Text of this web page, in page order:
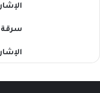
سرقة